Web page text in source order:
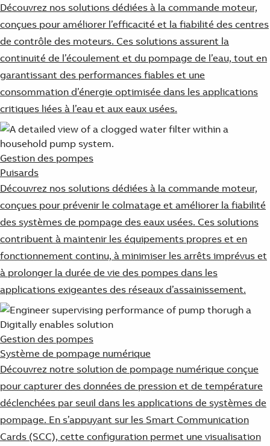
Découvrez nos solutions dédiées à la commande moteur,
conçues pour améliorer l’efficacité et la fiabilité des centres
de contrôle des moteurs. Ces solutions assurent la
continuité de l’écoulement et du pompage de l’eau, tout en
garantissant des performances fiables et une
consommation d’énergie optimisée dans les applications
critiques liées à l’eau et aux eaux usées.
Gestion des pompes
Puisards
Découvrez nos solutions dédiées à la commande moteur,
conçues pour prévenir le colmatage et améliorer la fiabilité
des systèmes de pompage des eaux usées. Ces solutions
contribuent à maintenir les équipements propres et en
fonctionnement continu, à minimiser les arrêts imprévus et
à prolonger la durée de vie des pompes dans les
applications exigeantes des réseaux d’assainissement.
Gestion des pompes
Système de pompage numérique
Découvrez notre solution de pompage numérique conçue
pour capturer des données de pression et de température
déclenchées par seuil dans les applications de systèmes de
pompage. En s’appuyant sur les Smart Communication
Cards (SCC), cette configuration permet une visualisation